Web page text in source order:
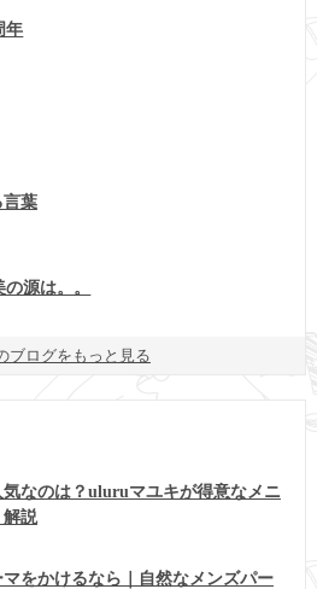
年
言葉
源は。。
ブログをもっと見る
なのは？uluruマユキが得意なメニ
解説
をかけるなら｜自然なメンズパー